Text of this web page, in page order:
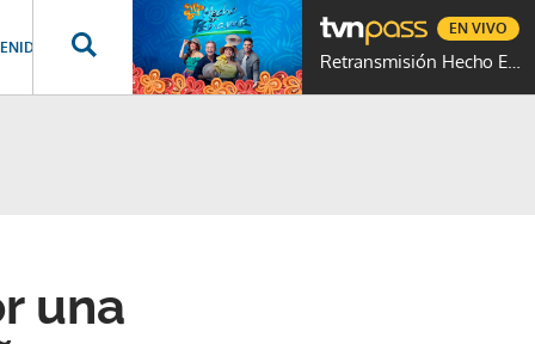
ESPECIALES NOVELAS PROGRAMAS GENTE TVN
Retransmisión Hecho En Panamá
EN VIVO
una